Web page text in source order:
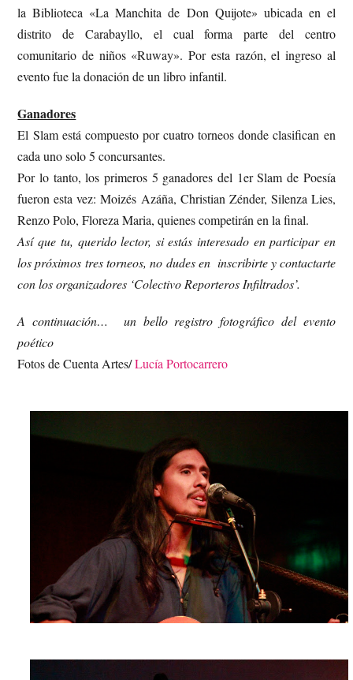
la Biblioteca «La Manchita de Don Quijote» ubicada en el
distrito de Carabayllo, el cual forma parte del centro
comunitario de niños «Ruway». Por esta razón, el ingreso al
evento fue la donación de un libro infantil.
Ganadores
El Slam está compuesto por cuatro torneos donde clasifican en
cada uno solo 5 concursantes.
Por lo tanto, los primeros 5 ganadores del 1er Slam de Poesía
fueron esta vez: Moizés Azáña, Christian Zénder, Silenza Lies,
Renzo Polo, Floreza Maria, quienes competirán en la final.
Así que tu, querido lector, si estás interesado en participar en
los próximos tres torneos, no dudes en inscribirte y contactarte
con los organizadores ‘Colectivo Reporteros Infiltrados’.
A continuación… un bello registro fotográfico del evento
poético
Fotos de Cuenta Artes/Lucía Portocarrero